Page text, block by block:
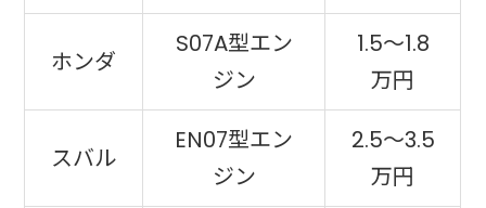
ホンダ
S07A型エン
ジン
1.5〜1.8
万円
スバル
EN07型エン
ジン
2.5〜3.5
万円